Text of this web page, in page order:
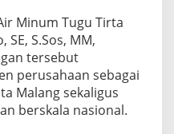
Minum Tugu Tirta
S.Sos, MM,
tersebut
perusahaan sebagai
Malang sekaligus
berskala nasional.